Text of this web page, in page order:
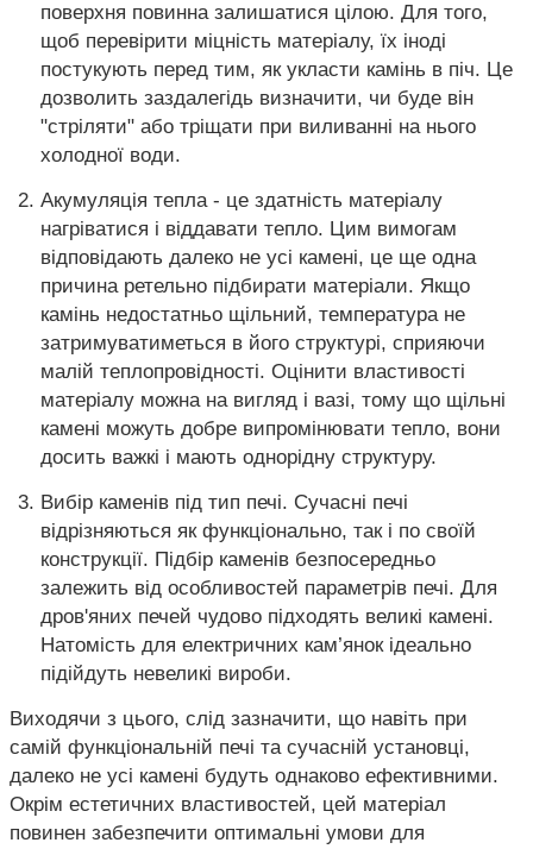
поверхня повинна залишатися цілою. Для того,
щоб перевірити міцність матеріалу, їх іноді
постукують перед тим, як укласти камінь в піч. Це
дозволить заздалегідь визначити, чи буде він
"стріляти" або тріщати при виливанні на нього
холодної води.
Акумуляція тепла - це здатність матеріалу
нагріватися і віддавати тепло. Цим вимогам
відповідають далеко не усі камені, це ще одна
причина ретельно підбирати матеріали. Якщо
камінь недостатньо щільний, температура не
затримуватиметься в його структурі, сприяючи
малій теплопровідності. Оцінити властивості
матеріалу можна на вигляд і вазі, тому що щільні
камені можуть добре випромінювати тепло, вони
досить важкі і мають однорідну структуру.
Вибір каменів під тип печі. Сучасні печі
відрізняються як функціонально, так і по своїй
конструкції. Підбір каменів безпосередньо
залежить від особливостей параметрів печі. Для
дров'яних печей чудово підходять великі камені.
Натомість для електричних кам’янок ідеально
підійдуть невеликі вироби.
Виходячи з цього, слід зазначити, що навіть при
самій функціональній печі та сучасній установці,
далеко не усі камені будуть однаково ефективними.
Окрім естетичних властивостей, цей матеріал
повинен забезпечити оптимальні умови для